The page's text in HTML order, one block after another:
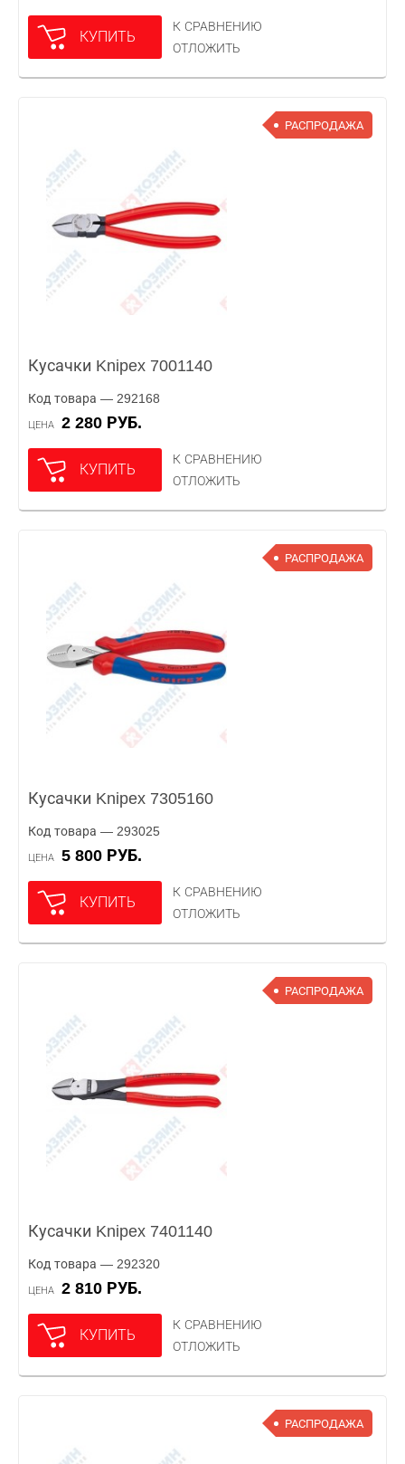
КУПИТЬ
К СРАВНЕНИЮ
ОТЛОЖИТЬ
РАСПРОДАЖА
Кусачки Knipex 7001140
Код товара — 292168
ЦЕНА 2 280 РУБ.
КУПИТЬ
К СРАВНЕНИЮ
ОТЛОЖИТЬ
РАСПРОДАЖА
Кусачки Knipex 7305160
Код товара — 293025
ЦЕНА 5 800 РУБ.
КУПИТЬ
К СРАВНЕНИЮ
ОТЛОЖИТЬ
РАСПРОДАЖА
Кусачки Knipex 7401140
Код товара — 292320
ЦЕНА 2 810 РУБ.
КУПИТЬ
К СРАВНЕНИЮ
ОТЛОЖИТЬ
РАСПРОДАЖА